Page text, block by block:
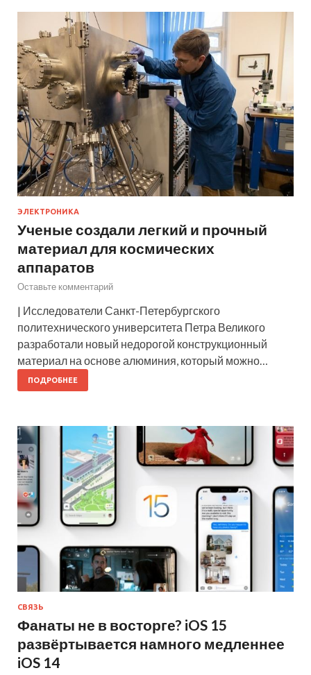
ЭЛЕКТРОНИКА
Ученые создали легкий и прочный
материал для космических
аппаратов
Оставьте комментарий
| Исследователи Санкт-Петербургского
политехнического университета Петра Великого
разработали новый недорогой конструкционный
материал на основе алюминия, который можно…
ПОДРОБНЕЕ
СВЯЗЬ
Фанаты не в восторге? iOS 15
развёртывается намного медленнее
iOS 14